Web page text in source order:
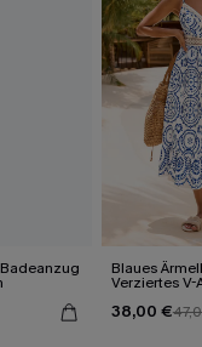
Blaues
Verziertes
38,00 €